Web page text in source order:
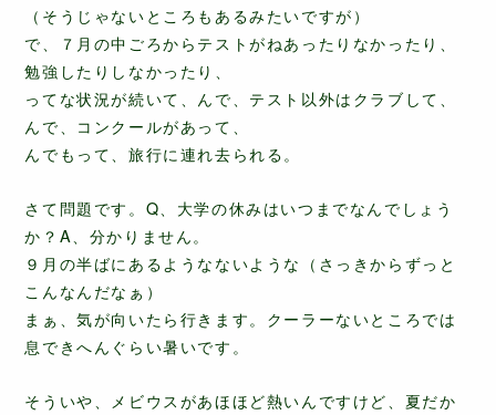
（そうじゃないところもあるみたいですが）
で、７月の中ごろからテストがねあったりなかったり、
勉強したりしなかったり、
ってな状況が続いて、んで、テスト以外はクラブして、
んで、コンクールがあって、
んでもって、旅行に連れ去られる。
さて問題です。Q、大学の休みはいつまでなんでしょう
か？A、分かりません。
９月の半ばにあるようなないような（さっきからずっと
こんなんだなぁ）
まぁ、気が向いたら行きます。クーラーないところでは
息できへんぐらい暑いです。
そういや、メビウスがあほほど熱いんですけど、夏だか